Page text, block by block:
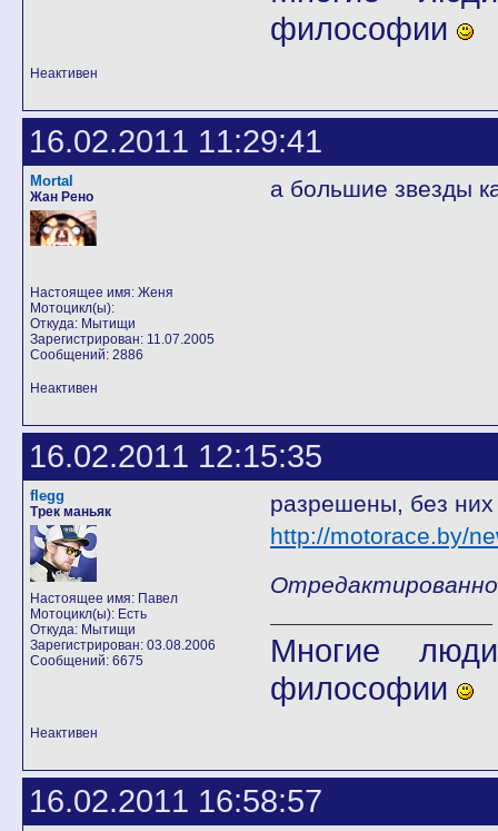
философии
Неактивен
16.02.2011 11:29:41
Mortal
Жан Рено
Настоящее имя: Женя
Мотоцикл(ы):
Откуда: Мытищи
Зарегистрирован: 11.07.2005
Сообщений: 2886
а большие звезды
Неактивен
16.02.2011 12:15:35
flegg
Трек маньяк
Настоящее имя: Павел
Мотоцикл(ы): Есть
Откуда: Мытищи
Зарегистрирован: 03.08.2006
Сообщений: 6675
разрешены, без них
http://motorace.by/
Многие
философии
Неактивен
16.02.2011 16:58:57